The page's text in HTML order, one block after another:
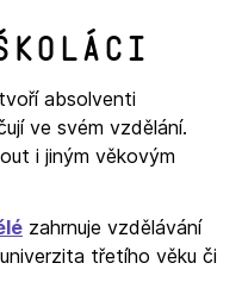
absolventi
ve svém vzdělání.
i jiným věkovým
zahrnuje vzdělávání
třetího věku či